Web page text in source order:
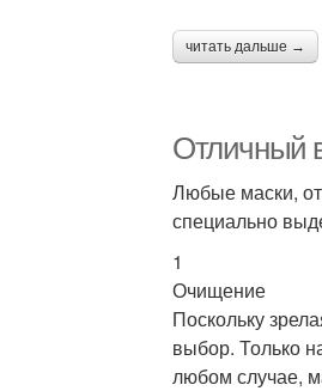
читать дальше →
Отличный
Любые маски,
специально
1
Очищение
Поскольку
выбор. Только
любом случае,